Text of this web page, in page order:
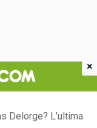
Delorge? L’ultima
×